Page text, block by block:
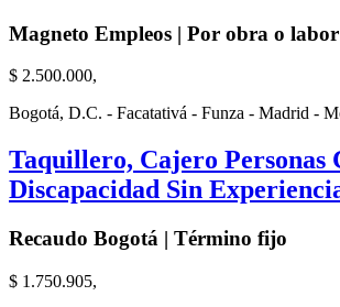
Magneto Empleos | Por obra o labor
$ 2.500.000,
Bogotá, D.C. - Facatativá - Funza - Madrid -
Taquillero, Cajero Personas
Discapacidad Sin
Recaudo Bogotá | Término fijo
$ 1.750.905,